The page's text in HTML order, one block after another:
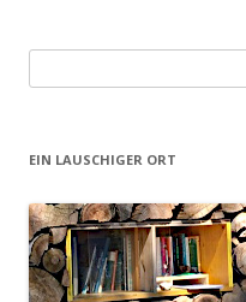
nach:
EIN LAUSCHIGER ORT